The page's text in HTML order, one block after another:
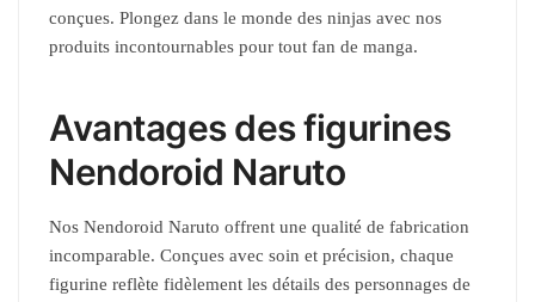
conçues. Plongez dans le monde des ninjas avec nos
produits incontournables pour tout fan de manga.
Avantages des figurines
Nendoroid Naruto
Nos Nendoroid Naruto offrent une qualité de fabrication
incomparable. Conçues avec soin et précision, chaque
figurine reflète fidèlement les détails des personnages de